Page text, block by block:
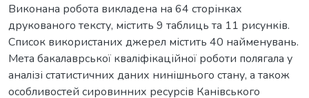
Виконана робота викладена на 64 сторінках
друкованого тексту, містить 9 таблиць та 11 рисунків.
Список використаних джерел містить 40 найменувань.
Мета бакалаврської кваліфікаційної роботи полягала у
аналізі статистичних даних нинішнього стану, а також
особливостей сировинних ресурсів Канівського